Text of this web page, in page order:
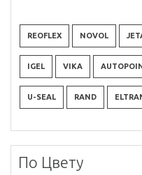
REOFLEX NOVOL
IGEL VIKA
U-SEAL RAND
По Цвету